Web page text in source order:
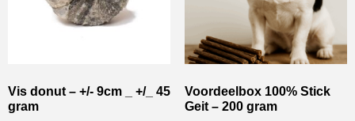
Vis donut – +/- 9cm _ +/_ 45
gram
Voordeelbox 100% Stick
Geit – 200 gram